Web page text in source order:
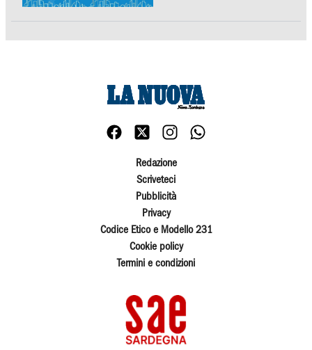
Redazione
Scriveteci
Pubblicità
Privacy
Codice Etico e Modello 231
Cookie policy
Termini e condizioni